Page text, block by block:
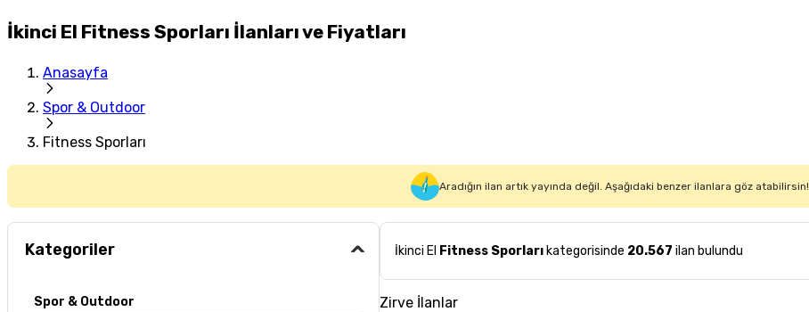
İkinci El Fitness Sporları İlanları ve Fiyatları
Anasayfa
Spor & Outdoor
Fitness Sporları
Aradığın ilan artık yayında değil. Aşağıdaki benzer ilanlara göz atabilirsin!
Kategoriler
Spor & Outdoor
İkinci El Fitness Sporları kategorisinde 20.567 ilan bulundu
Zirve İlanlar